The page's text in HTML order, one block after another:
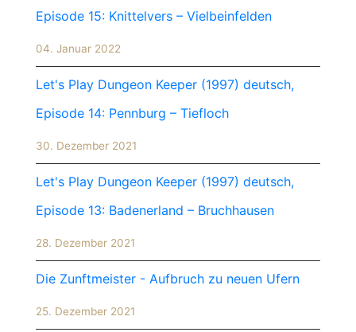
Episode 15: Knittelvers – Vielbeinfelden
04. Januar 2022
Let's Play Dungeon Keeper (1997) deutsch,
Episode 14: Pennburg – Tiefloch
30. Dezember 2021
Let's Play Dungeon Keeper (1997) deutsch,
Episode 13: Badenerland – Bruchhausen
28. Dezember 2021
Die Zunftmeister - Aufbruch zu neuen Ufern
25. Dezember 2021